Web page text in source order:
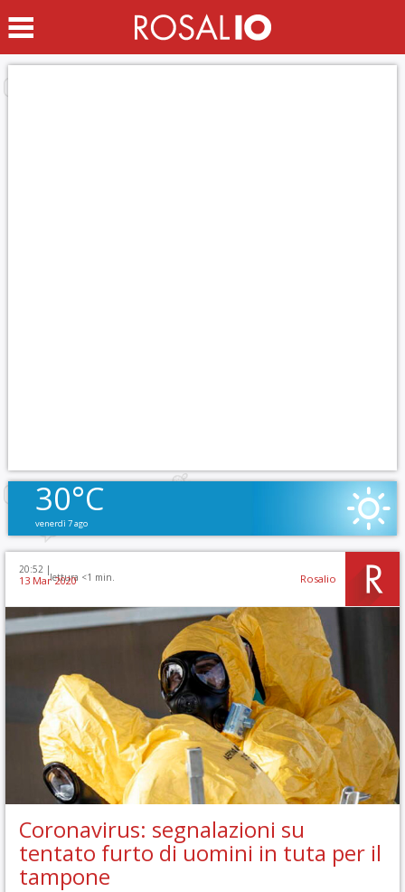
30°C
venerdì 7 ago
20:52 |
lettura <1 min.
13 Mar 2020 Rosalio
Coronavirus: segnalazioni su
tentato furto di uomini in tuta per il
tampone